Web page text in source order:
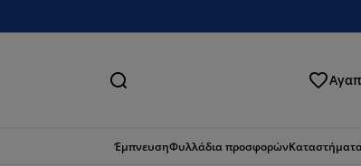
Αναζήτηση
ΈμπνευσηΦυλλάδια προσφορών